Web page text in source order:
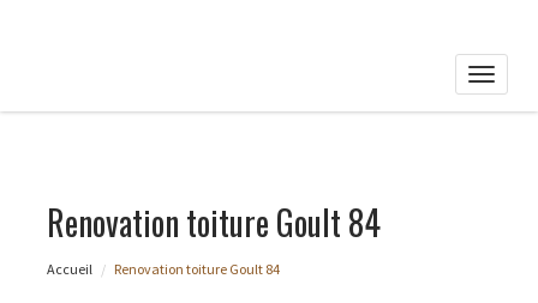
Toggle
Renovation toiture Goult 84
Accueil Renovation toiture Goult 84